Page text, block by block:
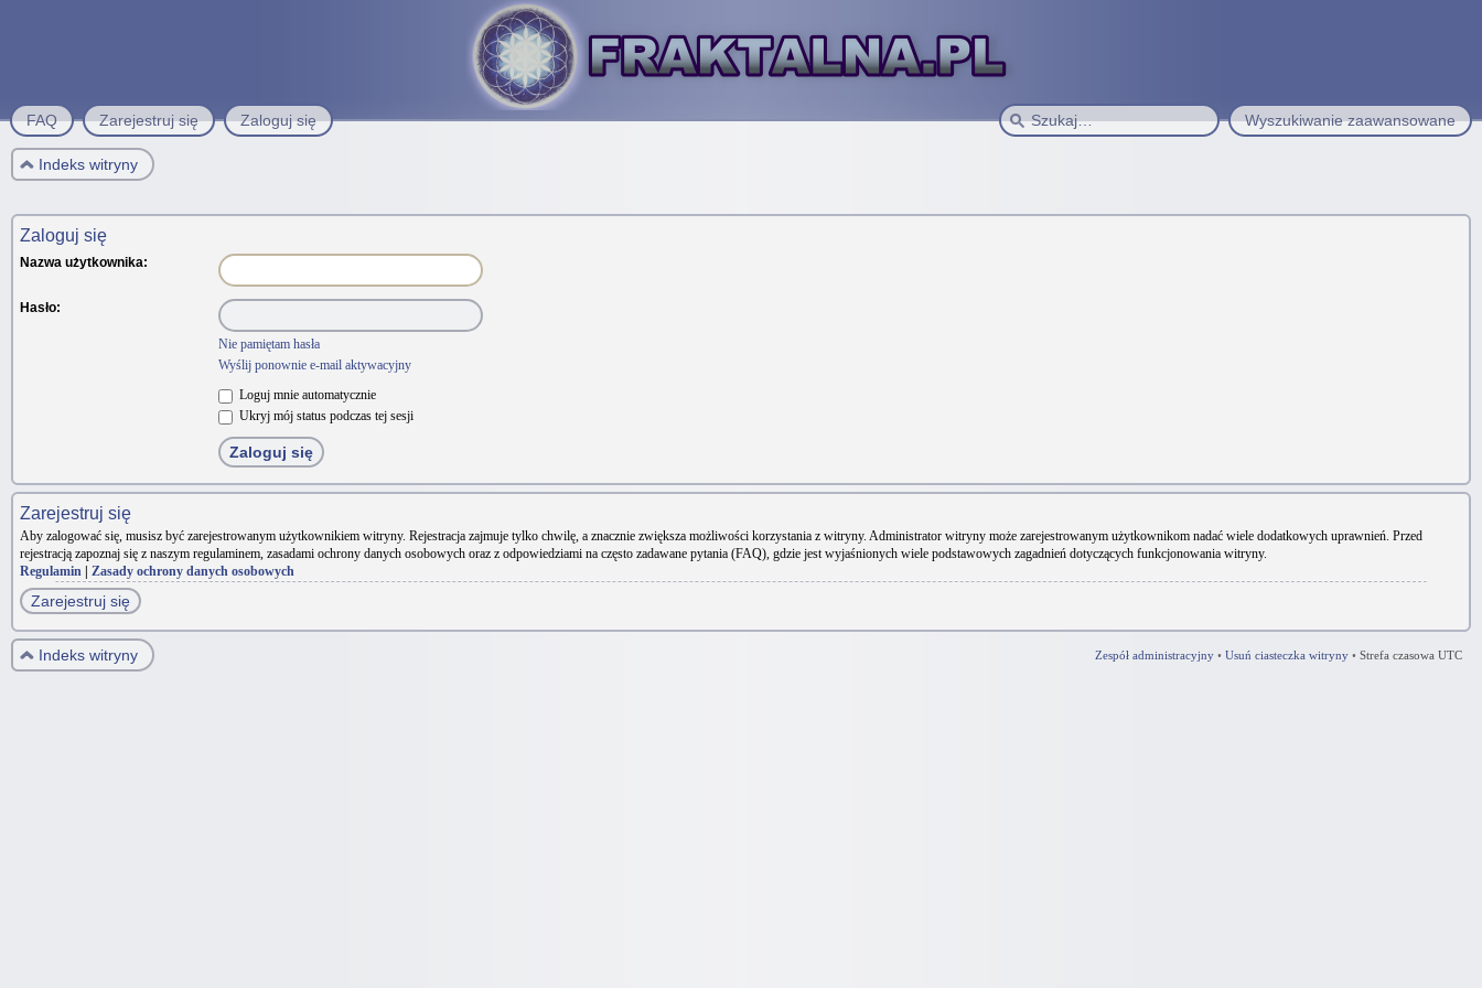
Wyszukiwanie zaawansowane
FAQ Zarejestruj się Zaloguj się
Indeks witryny
Zaloguj się
Nazwa użytkownika:
Hasło:
Nie pamiętam hasła
Wyślij ponownie e-mail aktywacyjny
Loguj mnie automatycznie
Ukryj mój status podczas tej sesji
Zarejestruj się
Aby zalogować się, musisz być zarejestrowanym użytkownikiem witryny. Rejestracja zajmuje tylko chwilę, a znacznie zwiększa możliwości korzystania z witryny. Administrator witryny może zarejestrowanym użytkownikom nadać wiele dodatkowych uprawnień. Przed
rejestracją zapoznaj się z naszym regulaminem, zasadami ochrony danych osobowych oraz z odpowiedziami na często zadawane pytania (FAQ), gdzie jest wyjaśnionych wiele podstawowych zagadnień dotyczących funkcjonowania witryny.
Regulamin
Zasady ochrony danych osobowych
Zarejestruj się
Zespół administracyjny • Usuń ciasteczka witryny • Strefa czasowa UTC
Indeks witryny